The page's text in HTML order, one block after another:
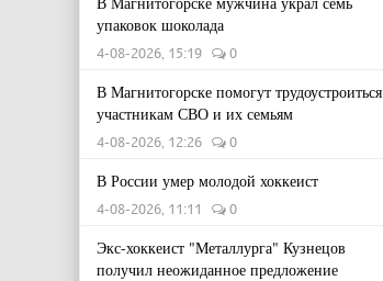
упаковок шоколада
4-08-2026, 15:19 0
В Магнитогорске помогут трудоустроиться
участникам СВО и их семьям
4-08-2026, 12:26 0
В России умер молодой хоккеист
4-08-2026, 11:11 0
Экс-хоккеист "Металлурга" Кузнецов
получил неожиданное предложение